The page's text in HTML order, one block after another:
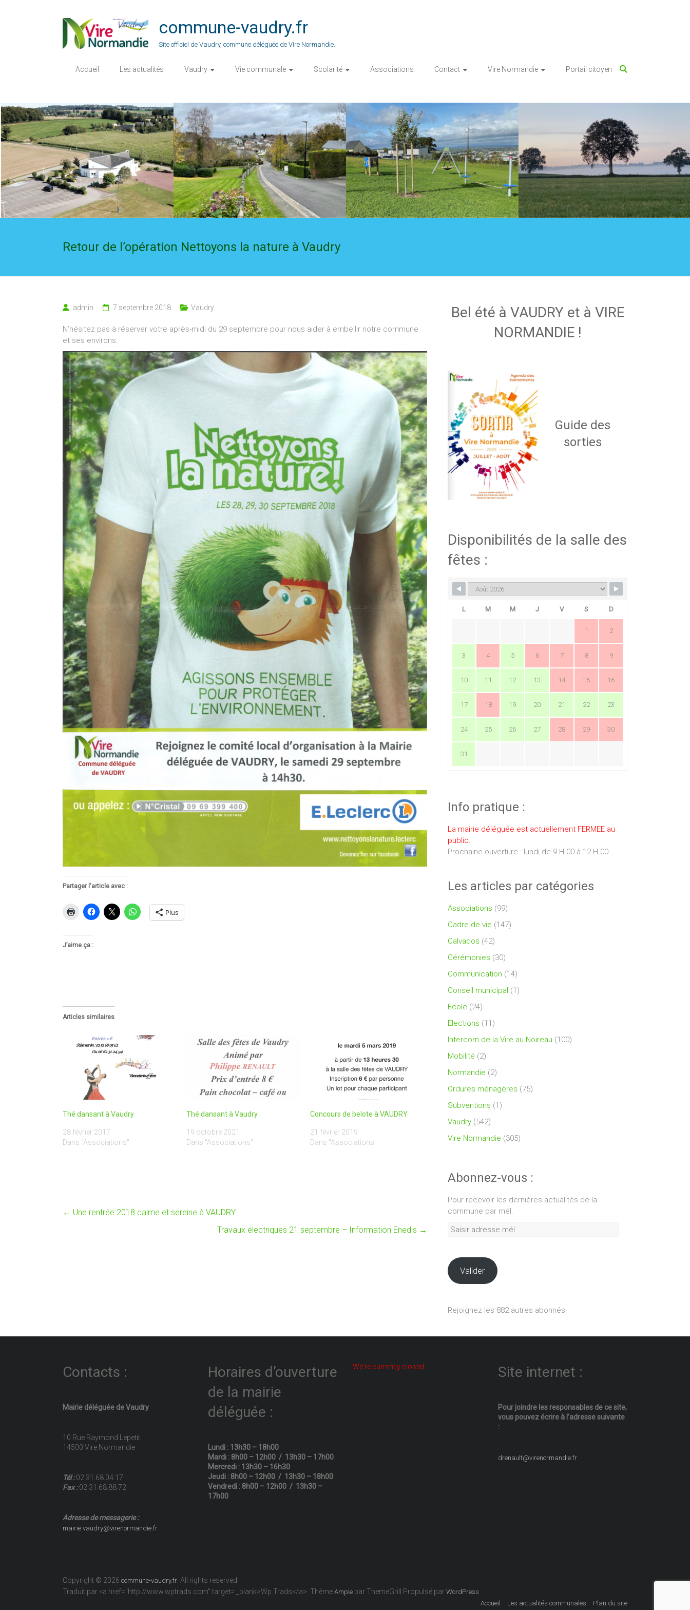
commune-vaudry.fr
Site officiel de Vaudry, commune déléguée de Vire Normandie.
Accueil Les actualités Vaudry Vie communale Scolarité Associations Contact Vire Normandie Portail citoyen
Retour de l’opération Nettoyons la nature à Vaudry
admin 7 septembre 2018 Vaudry
N’hésitez pas à réserver votre après-midi du 29 septembre pour nous aider à embellir notre commune
et ses environs.
Partager l'article avec :
Plus
J’aime ça :
Articles similaires
Thé dansant à Vaudry
28 février 2017
Dans "Associations"
Thé dansant à Vaudry
19 octobre 2021
Dans "Associations"
Concours de belote à VAUDRY
21 février 2019
Dans "Associations"
← Une rentrée 2018 calme et sereine à VAUDRY
Travaux électriques 21 septembre – Information Enedis →
Bel été à VAUDRY et à VIRE
NORMANDIE !
Guide des
sorties
Disponibilités de la salle des
fêtes :
L M M J V S D
1 2
3 4 5 6 7 8 9
10 11 12 13 14 15 16
17 18 19 20 21 22 23
24 25 26 27 28 29 30
31
Info pratique :
La mairie déléguée est actuellement FERMEE au
public.
Prochaine ouverture : lundi de 9 H 00 à 12 H 00 .
Les articles par catégories
Associations (99)
Cadre de vie (147)
Calvados (42)
Cérémonies (30)
Communication (14)
Conseil municipal (1)
Ecole (24)
Elections (11)
Intercom de la Vire au Noireau (100)
Mobilité (2)
Normandie (2)
Ordures ménagères (75)
Subventions (1)
Vaudry (542)
Vire Normandie (305)
Abonnez-vous :
Pour recevoir les dernières actualités de la
commune par mél.
Saisir
Valider
Rejoignez les 882 autres abonnés
Contacts :
Mairie déléguée de Vaudry
10 Rue Raymond Lepetit
14500 Vire Normandie
Tél :02.31.68.04.17
Fax :02.31.68.88.72
Adresse de messagerie :
mairie.vaudry@virenormandie.fr
Horaires d’ouverture
de la mairie
déléguée :
Lundi : 13h30 – 18h00
Mardi : 8h00 – 12h00 / 13h30 – 17h00
Mercredi : 13h30 – 16h30
Jeudi : 8h00 – 12h00 / 13h30 – 18h00
Vendredi : 8h00 – 12h00 / 13h30 –
17h00
We're currently closed. Site internet :
Pour joindre les responsables de ce site,
vous pouvez écrire à l’adresse suivante
:
drenault@virenormandie.fr
Copyright © 2026 commune-vaudry.fr . All rights reserved.
Traduit par <a href="http://www.wptrads.com" target= _blank>Wp Trads</a>. Thème Ample par ThemeGrill Propulsé par WordPress
Accueil
Les actualités communales Plan du site